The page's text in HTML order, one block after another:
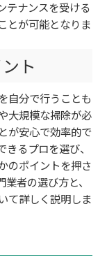
テナンスを受ける
とが可能となりま
ト
自分で行うことも
大規模な掃除が必
が安心で効率的で
るプロを選び、
のポイントを押さ
者の選び方と、
て詳しく説明しま